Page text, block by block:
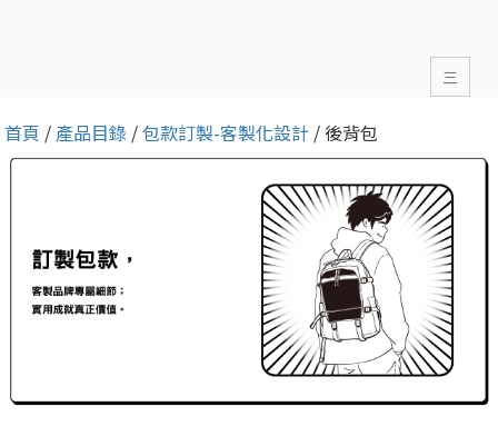
三
首頁 / 產品目錄 /包款訂製-客製化設計 / 後背包